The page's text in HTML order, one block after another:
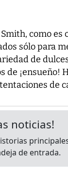
como
sólo para
de
de ¡ensueño!
de